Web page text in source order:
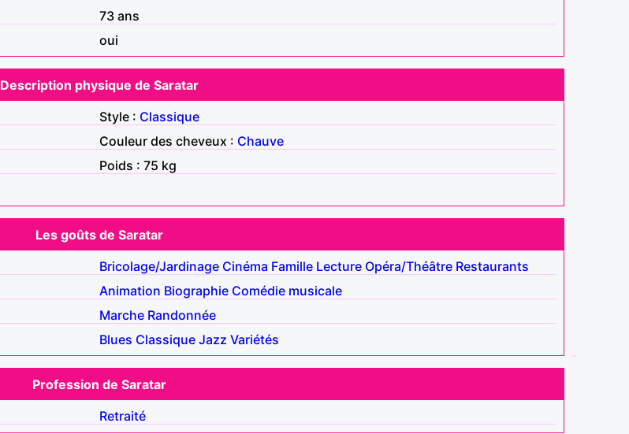
73 ans
oui
Description physique de Saratar
Style : Classique
Couleur des cheveux : Chauve
Poids : 75 kg
Les goûts de Saratar
Bricolage/Jardinage Cinéma Famille Lecture Opéra/Théâtre Restaurants
Animation Biographie Comédie musicale
Marche Randonnée
Blues Classique Jazz Variétés
Profession de Saratar
Retraité